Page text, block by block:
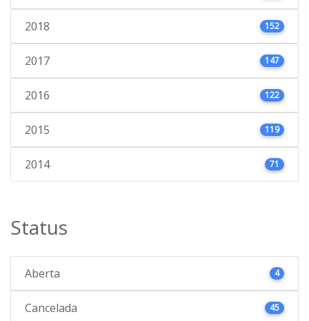
2018 152
2017 147
2016 122
2015 119
2014 71
Status
Aberta 4
Cancelada 45